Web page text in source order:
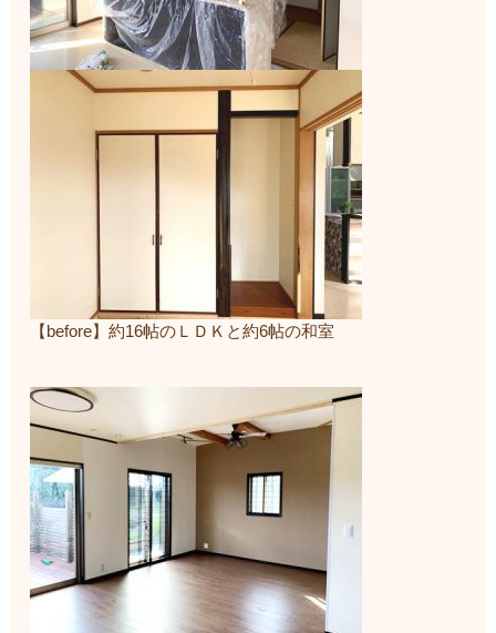
【before】約16帖のＬＤＫと約6帖の和室